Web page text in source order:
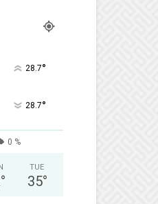
28.7°
28.7°
0 %
°
TUE
35°